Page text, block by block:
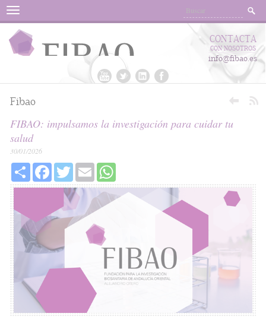
Menu
CONTACTA
CON NOSOTROS
info@fibao.es
Fibao
FIBAO: impulsamos la investigación para cuidar tu
salud
30/01/2026
Share FacebookTwitter Email